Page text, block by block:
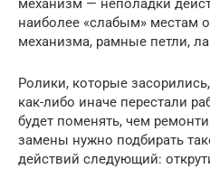
механизм — неполадки
наиболее «слабым» местам
механизма, рамные петли,
Ролики, которые
как-либо иначе перестали
будет поменять, чем
замены нужно подбирать
действий следующий: